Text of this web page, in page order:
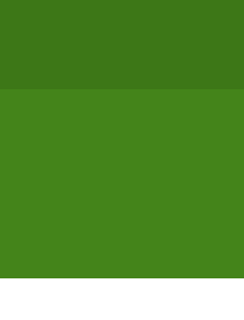
售價：138元)。
售價：138元)。